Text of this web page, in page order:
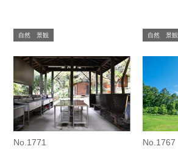
自然 景観 自然 景観
No.1771 No.1767